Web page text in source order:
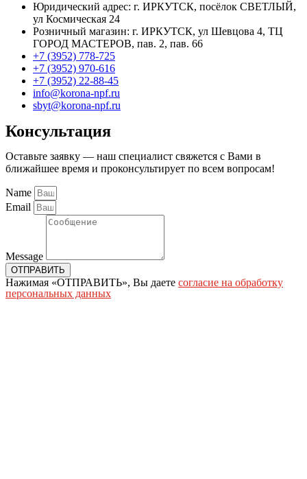
Юридический адрес: г. ИРКУТСК, посёлок СВЕТЛЫЙ,
ул Космическая 24
Розничный магазин: г. ИРКУТСК, ул Шевцова 4, ТЦ
ГОРОД МАСТЕРОВ, пав. 2, пав. 66
+7 (3952) 778-725
+7 (3952) 970-616
+7 (3952) 22-88-45
info@korona-npf.ru
sbyt@korona-npf.ru
Консультация
Оставьте заявку — наш специалист свяжется с Вами в
ближайшее время и проконсультирует по всем вопросам!
Name
Email
Message
ОТПРАВИТЬ
Нажимая «ОТПРАВИТЬ», Вы даете согласие на обработку
персональных данных